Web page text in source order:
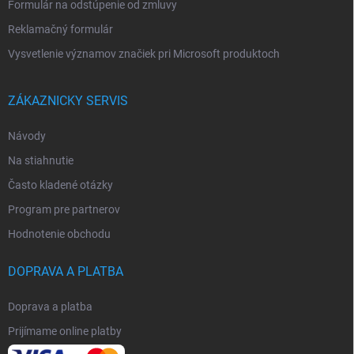
Formulár na odstúpenie od zmluvy
Reklamačný formulár
Vysvetlenie významov značiek pri Microsoft produktoch
ZÁKAZNICKY SERVIS
Návody
Na stiahnutie
Často kladené otázky
Program pre partnerov
Hodnotenie obchodu
DOPRAVA A PLATBA
Doprava a platba
Prijímame online platby